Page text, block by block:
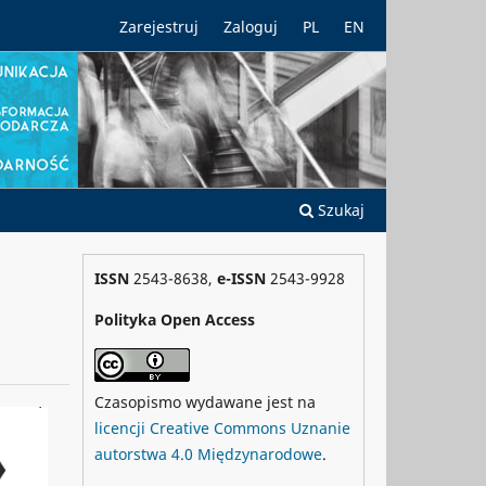
Szukaj
Zarejestruj Zaloguj PL EN
ISSN 2543-8638, e-ISSN 2543-9928
Polityka Open Access
Czasopismo wydawane jest na
licencji Creative Commons Uznanie
autorstwa 4.0 Międzynarodowe.